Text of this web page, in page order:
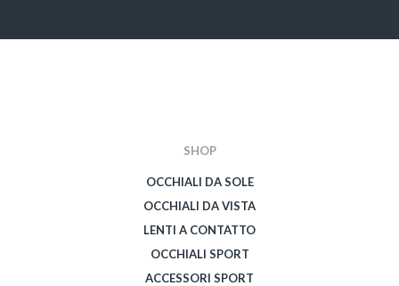
SHOP
OCCHIALI DA SOLE
OCCHIALI DA VISTA
LENTI A CONTATTO
OCCHIALI SPORT
ACCESSORI SPORT